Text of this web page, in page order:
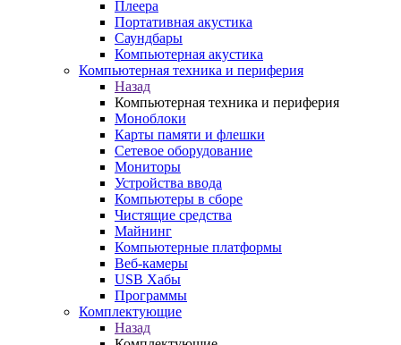
Плеера
Портативная акустика
Саундбары
Компьютерная акустика
Компьютерная техника и периферия
Назад
Компьютерная техника и периферия
Моноблоки
Карты памяти и флешки
Сетевое оборудование
Мониторы
Устройства ввода
Компьютеры в сборе
Чистящие средства
Майнинг
Компьютерные платформы
Веб-камеры
USB Хабы
Программы
Комплектующие
Назад